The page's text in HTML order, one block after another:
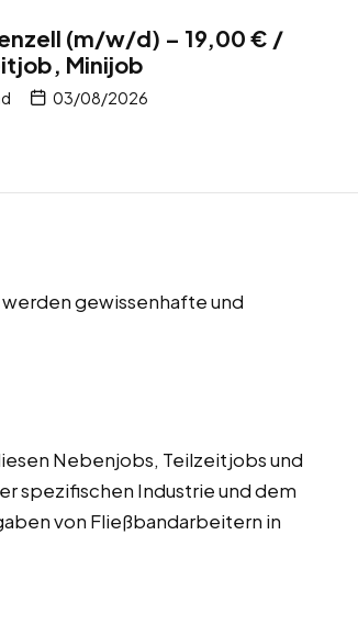
(m/w/d) – 19,00 € /
Minijob
03/08/2026
gewissenhafte und
Nebenjobs, Teilzeitjobs und
spezifischen Industrie und dem
von Fließbandarbeitern in